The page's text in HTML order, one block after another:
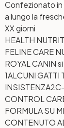
Confezionato
a lungo la
XX giorni
HEALTH
FELINE CARE
ROYAL CANIN
1ALCUNI GATTI
INSISTENZA
CONTROL
FORMULA SU
CONTENUTO